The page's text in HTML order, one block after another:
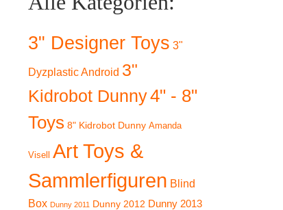
3" Designer Toys 3"
Dyzplastic Android 3"
Kidrobot Dunny4" - 8"
Toys 8" Kidrobot Dunny Amanda
Visell
Art Toys &
Sammlerfiguren Blind
Box Dunny 2011 Dunny 2012 Dunny 2013